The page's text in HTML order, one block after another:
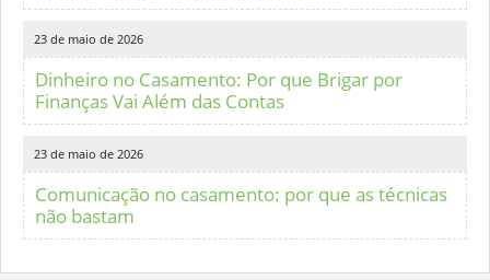
Dinheiro no Casamento: Por que Brigar por
Finanças Vai Além das Contas
23 de maio de 2026
Comunicação no casamento: por que as técnicas
não bastam
23 de maio de 2026